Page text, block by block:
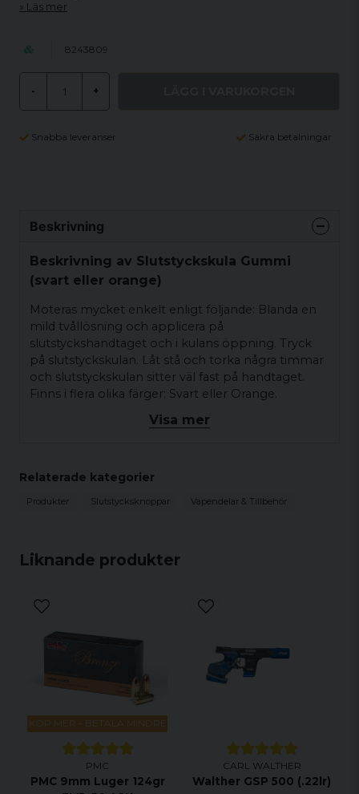
Läs mer
8243809
- +
Snabba leveranser Säkra betalningar
Liknande produkter
KÖP MER - BETALA MINDRE
PMC
PMC 9mm Luger 124gr
CARL WALTHER
Walther GSP 500 (.22lr)
Beskrivning
Beskrivning av Slutstyckskula Gummi
(svart eller orange)
Moteras mycket enkelt enligt följande: Blanda en
mild tvållösning och applicera på
slutstyckshandtaget och i kulans öppning. Tryck
på slutstyckskulan. Låt stå och torka några timmar
och slutstyckskulan sitter väl fast på handtaget.
Finns i flera olika färger; Svart eller Orange.
Visa mer
Relaterade kategorier
Produkter Slutstycksknoppar Vapendelar & Tillbehör